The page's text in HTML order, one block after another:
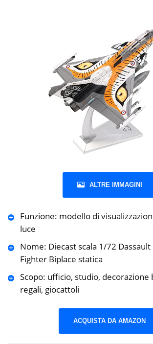
ALTRE IMMAGINI
Funzione: modello di
luce
Nome: Diecast scala 1/72 Dassault
Fighter Biplace statica
Scopo: ufficio, studio, decorazione
regali, giocattoli
ACQUISTA DA AMAZON